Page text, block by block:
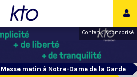
Contenu sponsorisé
Messe matin à Notre-Dame de la Garde